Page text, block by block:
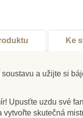
Ke
a užijte si
Upusťte uzdu své
skutečná